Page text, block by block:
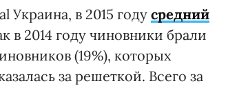
в 2015 году средний
в 2014 году чиновники брали
(19%), которых
за решеткой. Всего за